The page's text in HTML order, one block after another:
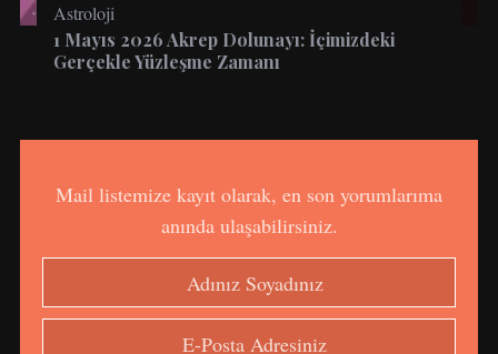
Astroloji
1 Mayıs 2026 Akrep Dolunayı: İçimizdeki
Gerçekle Yüzleşme Zamanı
Mail listemize kayıt olarak, en son yorumlarıma
anında ulaşabilirsiniz.